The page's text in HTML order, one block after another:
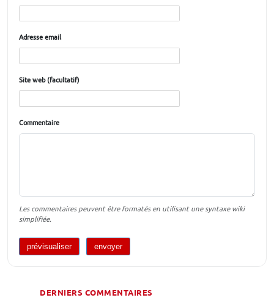
Adresse email
Site web (facultatif)
Commentaire
Les commentaires peuvent être formatés en utilisant une syntaxe wiki
simplifiée.
DERNIERS COMMENTAIRES